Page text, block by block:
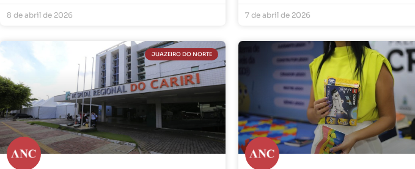
8 de abril de 2026 7 de abril de 2026
JUAZEIRO DO NORTE